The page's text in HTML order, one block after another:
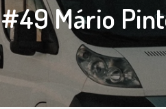
#49 Mário